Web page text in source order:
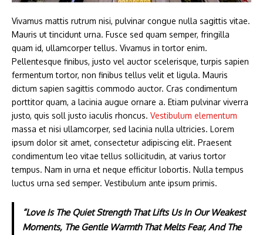
Vivamus mattis rutrum nisi, pulvinar congue nulla sagittis vitae.
Mauris ut tincidunt urna. Fusce sed quam semper, fringilla
quam id, ullamcorper tellus. Vivamus in tortor enim.
Pellentesque finibus, justo vel auctor scelerisque, turpis sapien
fermentum tortor, non finibus tellus velit et ligula. Mauris
dictum sapien sagittis commodo auctor. Cras condimentum
porttitor quam, a lacinia augue ornare a. Etiam pulvinar viverra
justo, quis soll justo iaculis rhoncus. Vestibulum elementum
massa et nisi ullamcorper, sed lacinia nulla ultricies. Lorem
ipsum dolor sit amet, consectetur adipiscing elit. Praesent
condimentum leo vitae tellus sollicitudin, at varius tortor
tempus. Nam in urna et neque efficitur lobortis. Nulla tempus
luctus urna sed semper. Vestibulum ante ipsum primis.
“Love Is The Quiet Strength That Lifts Us In Our Weakest
Moments, The Gentle Warmth That Melts Fear, And The